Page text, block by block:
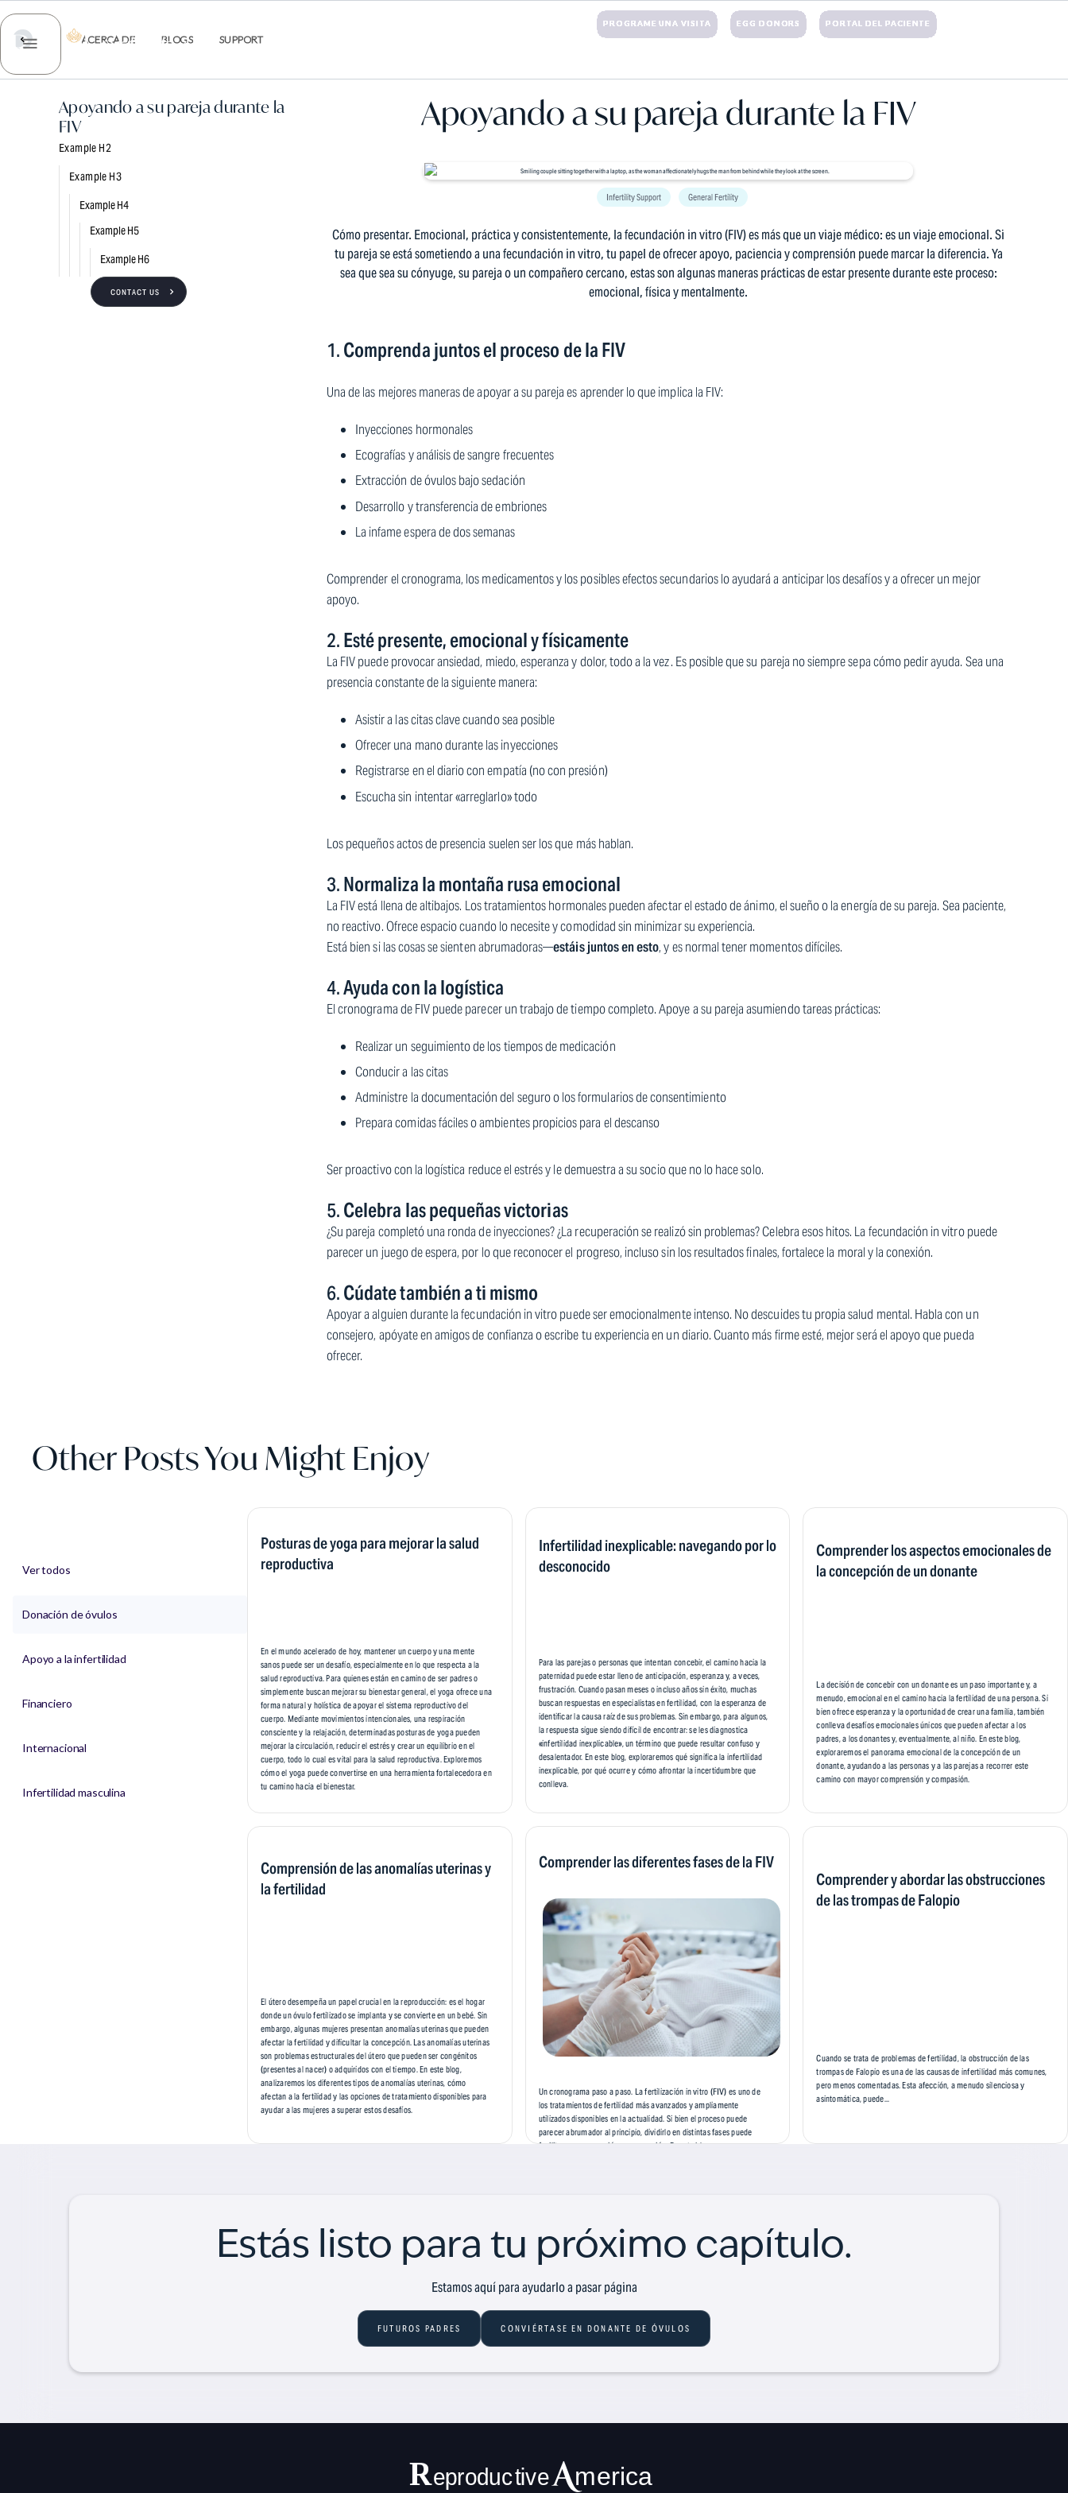
PROGRAME UNA VISITA EGG DONORS PORTAL DEL PACIENTE
ACERCA DE BLOGS SUPPORT
Apoyando a su pareja durante la
FIV
Example H2
Example H3
Example H4
Example H5
Example H6
CONTACT US
Apoyando a su pareja durante la FIV
Infertility Support General Fertility
Cómo presentar. Emocional, práctica y consistentemente, la fecundación in vitro (FIV) es más que un viaje médico: es un viaje emocional. Si
tu pareja se está sometiendo a una fecundación in vitro, tu papel de ofrecer apoyo, paciencia y comprensión puede marcar la diferencia. Ya
sea que sea su cónyuge, su pareja o un compañero cercano, estas son algunas maneras prácticas de estar presente durante este proceso:
emocional, física y mentalmente.
1.Comprenda juntos el proceso de la FIV
Una de las mejores maneras de apoyar a su pareja es aprender lo que implica la FIV:
Inyecciones hormonales
Ecografías y análisis de sangre frecuentes
Extracción de óvulos bajo sedación
Desarrollo y transferencia de embriones
La infame espera de dos semanas
Comprender el cronograma, los medicamentos y los posibles efectos secundarios lo ayudará a anticipar los desafíos y a ofrecer un mejor
apoyo.
2.Esté presente, emocional y físicamente
La FIV puede provocar ansiedad, miedo, esperanza y dolor, todo a la vez. Es posible que su pareja no siempre sepa cómo pedir ayuda. Sea una
presencia constante de la siguiente manera:
Asistir a las citas clave cuando sea posible
Ofrecer una mano durante las inyecciones
Registrarse en el diario con empatía (no con presión)
Escucha sin intentar «arreglarlo» todo
Los pequeños actos de presencia suelen ser los que más hablan.
3.Normaliza la montaña rusa emocional
La FIV está llena de altibajos. Los tratamientos hormonales pueden afectar el estado de ánimo, el sueño o la energía de su pareja. Sea paciente,
no reactivo. Ofrece espacio cuando lo necesite y comodidad sin minimizar su experiencia.
Está bien si las cosas se sienten abrumadoras—estáis juntos en esto, y es normal tener momentos difíciles.
4.Ayuda con la logística
El cronograma de FIV puede parecer un trabajo de tiempo completo. Apoye a su pareja asumiendo tareas prácticas:
Realizar un seguimiento de los tiempos de medicación
Conducir a las citas
Administre la documentación del seguro o los formularios de consentimiento
Prepara comidas fáciles o ambientes propicios para el descanso
Ser proactivo con la logística reduce el estrés y le demuestra a su socio que no lo hace solo.
5.Celebra las pequeñas victorias
¿Su pareja completó una ronda de inyecciones? ¿La recuperación se realizó sin problemas? Celebra esos hitos. La fecundación in vitro puede
parecer un juego de espera, por lo que reconocer el progreso, incluso sin los resultados finales, fortalece la moral y la conexión.
6.Cúdate también a ti mismo
Apoyar a alguien durante la fecundación in vitro puede ser emocionalmente intenso. No descuides tu propia salud mental. Habla con un
consejero, apóyate en amigos de confianza o escribe tu experiencia en un diario. Cuanto más firme esté, mejor será el apoyo que pueda
ofrecer.
Other Posts You Might Enjoy
Ver todos
Donación de óvulos
Apoyo a la infertilidad
Financiero
Internacional
Infertilidad masculina
Posturas de yoga para mejorar la salud
reproductiva
En el mundo acelerado de hoy, mantener un cuerpo y una mente
sanos puede ser un desafío, especialmente en lo que respecta a la
salud reproductiva. Para quienes están en camino de ser padres o
simplemente buscan mejorar su bienestar general, el yoga ofrece una
forma natural y holística de apoyar el sistema reproductivo del
cuerpo. Mediante movimientos intencionales, una respiración
consciente y la relajación, determinadas posturas de yoga pueden
mejorar la circulación, reducir el estrés y crear un equilibrio en el
cuerpo, todo lo cual es vital para la salud reproductiva. Exploremos
cómo el yoga puede convertirse en una herramienta fortalecedora en
tu camino hacia el bienestar.
Infertilidad inexplicable: navegando por lo
desconocido
Para las parejas o personas que intentan concebir, el camino hacia la
paternidad puede estar lleno de anticipación, esperanza y, a veces,
frustración. Cuando pasan meses o incluso años sin éxito, muchas
buscan respuestas en especialistas en fertilidad, con la esperanza de
identificar la causa raíz de sus problemas. Sin embargo, para algunos,
la respuesta sigue siendo difícil de encontrar: se les diagnostica
«infertilidad inexplicable», un término que puede resultar confuso y
desalentador. En este blog, exploraremos qué significa la infertilidad
inexplicable, por qué ocurre y cómo afrontar la incertidumbre que
conlleva.
Comprender los aspectos emocionales de
la concepción de un donante
La decisión de concebir con un donante es un paso importante y, a
menudo, emocional en el camino hacia la fertilidad de una persona. Si
bien ofrece esperanza y la oportunidad de crear una familia, también
conlleva desafíos emocionales únicos que pueden afectar a los
padres, a los donantes y, eventualmente, al niño. En este blog,
exploraremos el panorama emocional de la concepción de un
donante, ayudando a las personas y a las parejas a recorrer este
camino con mayor comprensión y compasión.
Comprensión de las anomalías uterinas y
la fertilidad
El útero desempeña un papel crucial en la reproducción: es el hogar
donde un óvulo fertilizado se implanta y se convierte en un bebé. Sin
embargo, algunas mujeres presentan anomalías uterinas que pueden
afectar la fertilidad y dificultar la concepción. Las anomalías uterinas
son problemas estructurales del útero que pueden ser congénitos
(presentes al nacer) o adquiridos con el tiempo. En este blog,
analizaremos los diferentes tipos de anomalías uterinas, cómo
afectan a la fertilidad y las opciones de tratamiento disponibles para
ayudar a las mujeres a superar estos desafíos.
Comprender las diferentes fases de la FIV
Un cronograma paso a paso. La fertilización in vitro (FIV) es uno de
los tratamientos de fertilidad más avanzados y ampliamente
utilizados disponibles en la actualidad. Si bien el proceso puede
parecer abrumador al principio, dividirlo en distintas fases puede
facilitar su comprensión y preparación. En este blog, vamos a...
Comprender y abordar las obstrucciones
de las trompas de Falopio
Cuando se trata de problemas de fertilidad, la obstrucción de las
trompas de Falopio es una de las causas de infertilidad más comunes,
pero menos comentadas. Esta afección, a menudo silenciosa y
asintomática, puede...
Estás listo para tu próximo capítulo.
Estamos aquí para ayudarlo a pasar página
FUTUROS PADRES CONVIÉRTASE EN DONANTE DE ÓVULOS